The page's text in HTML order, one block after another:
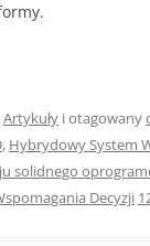
Artykuły i otagowany
, Hybrydowy System
solidnego
Decyzji